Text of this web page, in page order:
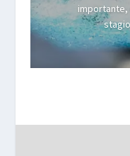
importante,